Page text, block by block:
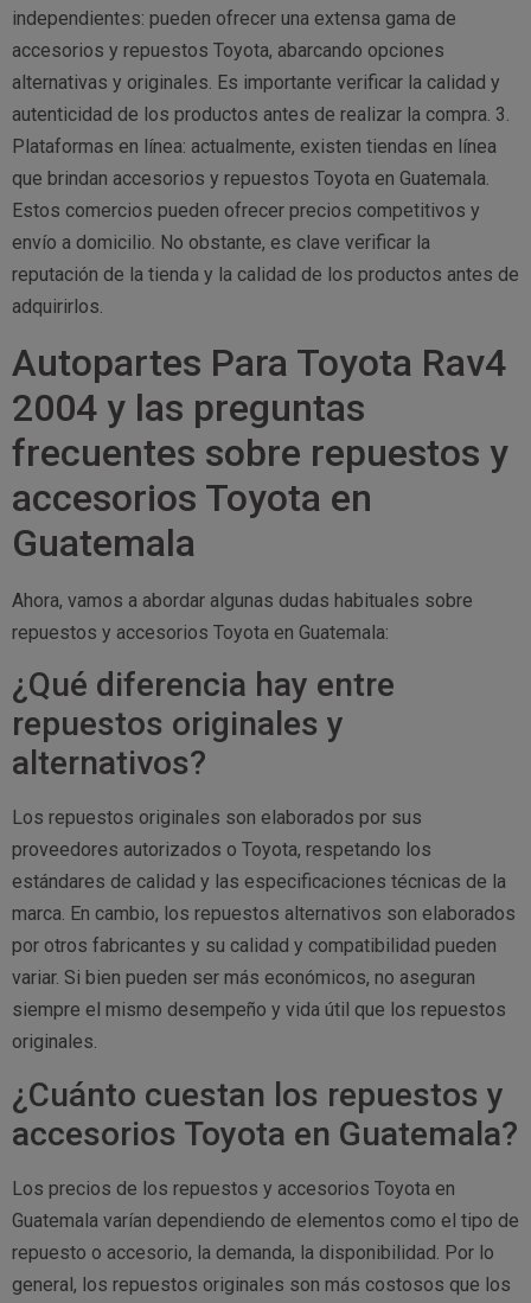
independientes: pueden ofrecer una extensa gama de
accesorios y repuestos Toyota, abarcando opciones
alternativas y originales. Es importante verificar la calidad y
autenticidad de los productos antes de realizar la compra. 3.
Plataformas en línea: actualmente, existen tiendas en línea
que brindan accesorios y repuestos Toyota en Guatemala.
Estos comercios pueden ofrecer precios competitivos y
envío a domicilio. No obstante, es clave verificar la
reputación de la tienda y la calidad de los productos antes de
adquirirlos.
Autopartes Para Toyota Rav4
2004 y las preguntas
frecuentes sobre repuestos y
accesorios Toyota en
Guatemala
Ahora, vamos a abordar algunas dudas habituales sobre
repuestos y accesorios Toyota en Guatemala:
¿Qué diferencia hay entre
repuestos originales y
alternativos?
Los repuestos originales son elaborados por sus
proveedores autorizados o Toyota, respetando los
estándares de calidad y las especificaciones técnicas de la
marca. En cambio, los repuestos alternativos son elaborados
por otros fabricantes y su calidad y compatibilidad pueden
variar. Si bien pueden ser más económicos, no aseguran
siempre el mismo desempeño y vida útil que los repuestos
originales.
¿Cuánto cuestan los repuestos y
accesorios Toyota en Guatemala?
Los precios de los repuestos y accesorios Toyota en
Guatemala varían dependiendo de elementos como el tipo de
repuesto o accesorio, la demanda, la disponibilidad. Por lo
general, los repuestos originales son más costosos que los